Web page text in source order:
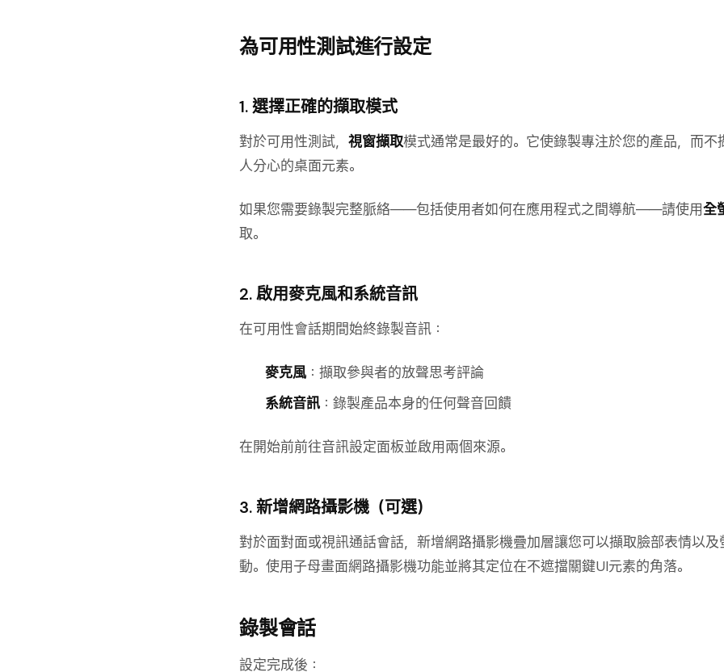
為可用性測試進行設定
1. 選擇正確的擷取模式
對於可用性測試， 視窗擷取模式通常是最好的。它使錄製專注於您的產品，而不
人分心的桌面元素。
如果您需要錄製完整脈絡——包括使用者如何在應用程式之間導航——請使用全
取。
2. 啟用麥克風和系統音訊
在可用性會話期間始終錄製音訊：
麥克風 ：擷取參與者的放聲思考評論
系統音訊 ：錄製產品本身的任何聲音回饋
在開始前前往音訊設定面板並啟用兩個來源。
3. 新增網路攝影機（可選）
對於面對面或視訊通話會話，新增網路攝影機疊加層讓您可以擷取臉部表情以及
動。使用子母畫面網路攝影機功能並將其定位在不遮擋關鍵UI元素的角落。
錄製會話
設定完成後：